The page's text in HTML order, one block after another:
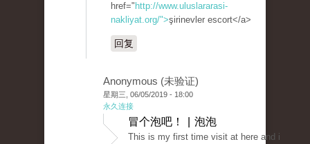
href=" http://www.uluslararasi-
nakliyat.org/">şirinevler escort</a>
回复
Anonymous (未验证)
星期三, 06/05/2019 - 18:00
永久连接
冒个泡吧！ | 泡泡
This is my first time visit at here and i